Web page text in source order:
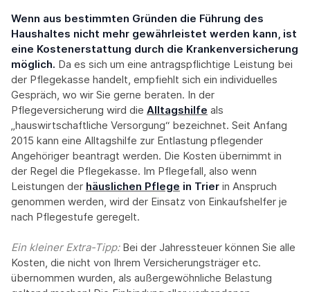
Wenn aus bestimmten Gründen die Führung des
Haushaltes nicht mehr gewährleistet werden kann, ist
eine Kostenerstattung durch die Krankenversicherung
möglich. Da es sich um eine antragspflichtige Leistung bei
der Pflegekasse handelt, empfiehlt sich ein individuelles
Gespräch, wo wir Sie gerne beraten. In der
Pflegeversicherung wird die Alltagshilfe als
„hauswirtschaftliche Versorgung“ bezeichnet. Seit Anfang
2015 kann eine Alltagshilfe zur Entlastung pflegender
Angehöriger beantragt werden. Die Kosten übernimmt in
der Regel die Pflegekasse. Im Pflegefall, also wenn
Leistungen der häuslichen Pflege in Trier in Anspruch
genommen werden, wird der Einsatz von Einkaufshelfer je
nach Pflegestufe geregelt.
Ein kleiner Extra-Tipp:‍ Bei der Jahressteuer können Sie alle
Kosten, die nicht von Ihrem Versicherungsträger etc.
übernommen wurden, als außergewöhnliche Belastung